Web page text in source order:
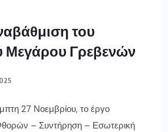
του
Μεγάρου Γρεβενών
27 Νοεμβρίου, το έργο
– Συντήρηση – Εσωτερική